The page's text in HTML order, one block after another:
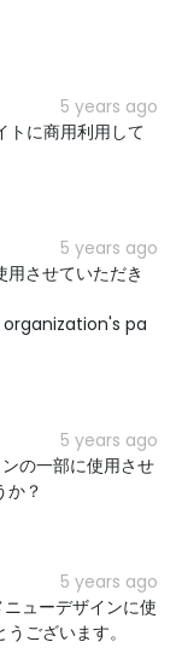
5 years ago
トに商用利用して
5 years ago
させていただき
pa
5 years ago
の一部に使用させ
か？
5 years ago
ューデザインに使
ございます。